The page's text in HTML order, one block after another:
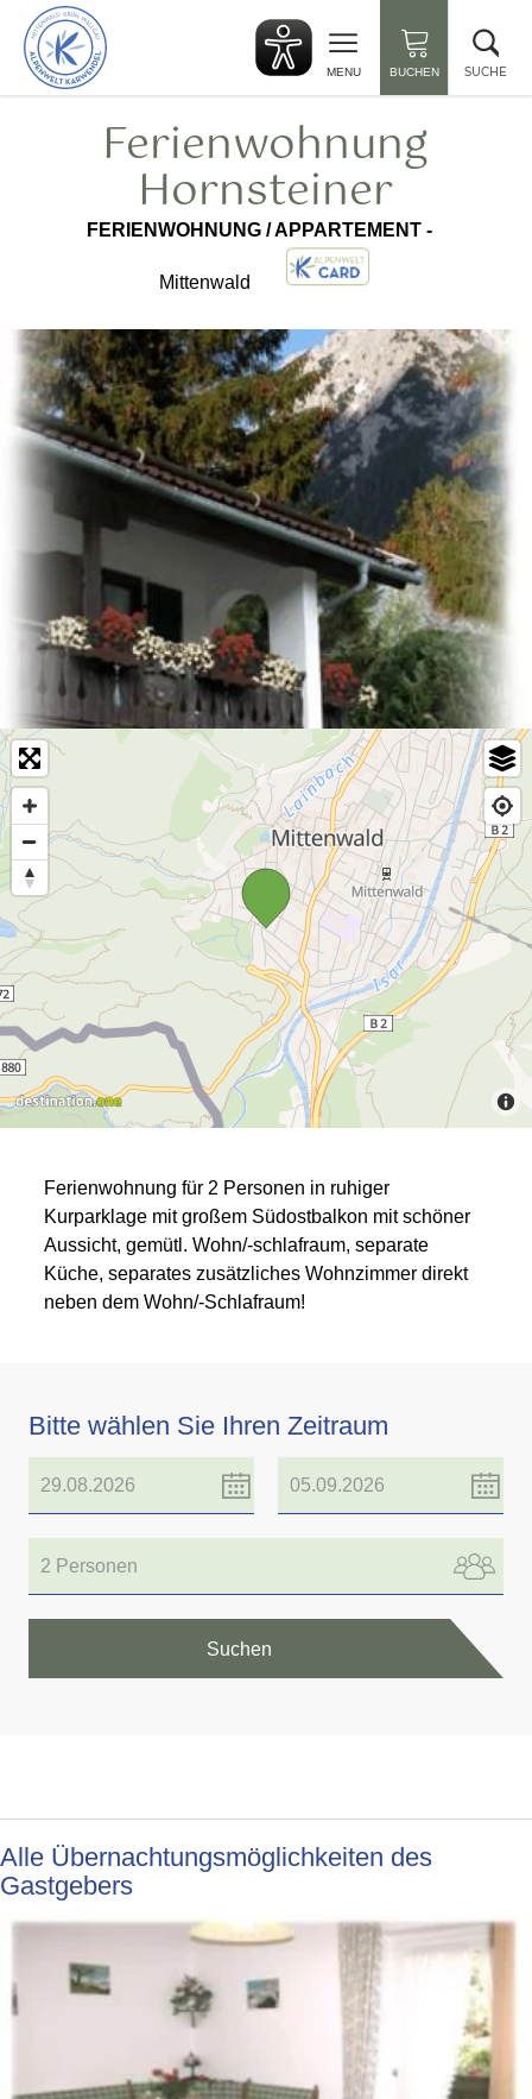
zurück
zur
Startseite
MENU BUCHEN SUCHE
Ferienwohnung
Hornsteiner
FERIENWOHNUNG / APPARTEMENT -
Mittenwald
Ferienwohnung für 2 Personen in ruhiger
Kurparklage mit großem Südostbalkon mit schöner
Aussicht, gemütl. Wohn/-schlafraum, separate
Küche, separates zusätzliches Wohnzimmer direkt
neben dem Wohn/-Schlafraum!
Bitte wählen Sie Ihren Zeitraum
2 Personen
Suchen
Alle Übernachtungsmöglichkeiten des
Gastgebers